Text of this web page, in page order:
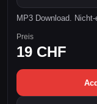
MP3 Download.
Preis
19 CHF